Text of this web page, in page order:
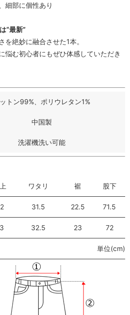
細部に個性あり
“最新”
絶妙に融合させた1本。
悩む初心者にもぜひ体感していただき
トン99%、ポリウレタン1%
中国製
洗濯機洗い可能
ワタリ 裾 股下
31.5 22.5 71.5
32.5 23 72
単位(cm)